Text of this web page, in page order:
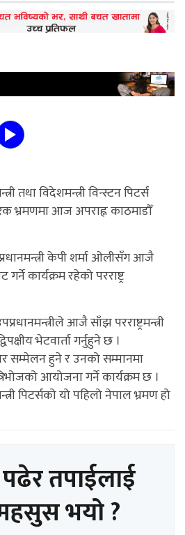
तथा विदेशमन्त्री विन्स्टन पिटर्स
भ्रमणमा आज अपराह्न काठमाडौँ
प्रधानमन्त्री केपी शर्मा ओलीसँग आजै
कार्यक्रम रहेको परराष्ट्र
आजै साँझ परराष्ट्रमन्त्री
भेटवार्ता गर्नुहुने छ ।
सम्मेलन हुने र उनको सम्मानमा
आयोजना गर्ने कार्यक्रम छ ।
पिटर्सको यो पहिलो नेपाल भ्रमण हो
तपाईलाई
भयो ?